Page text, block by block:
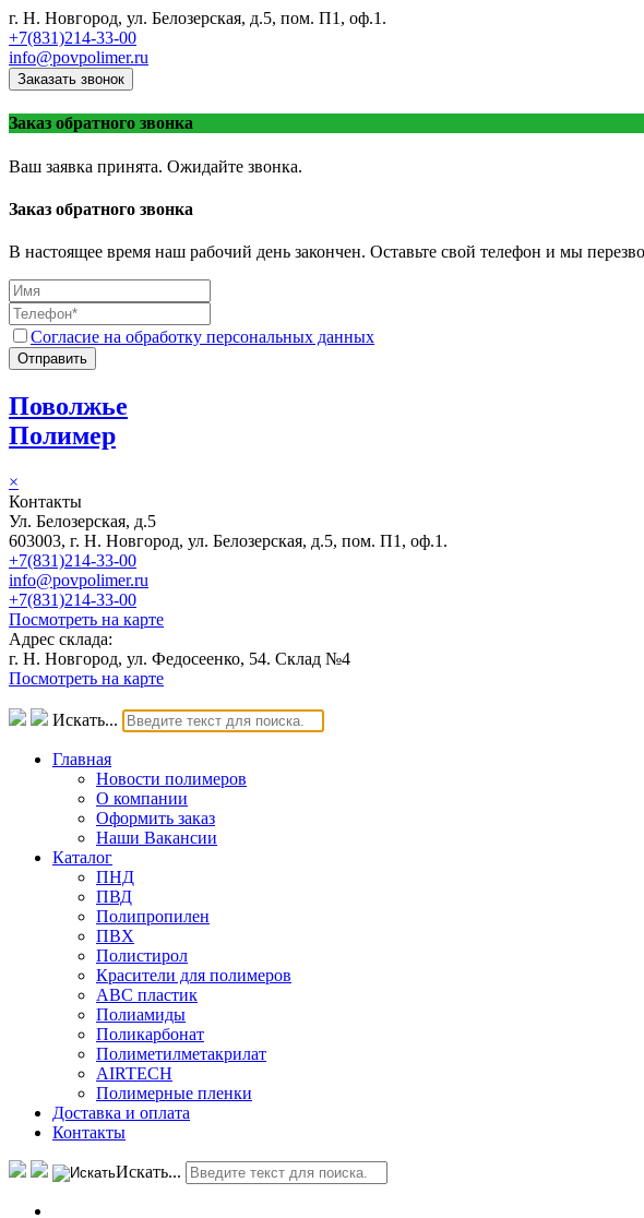
г. Н. Новгород, ул. Белозерская, д.5, пом. П1, оф.1.
+7(831)214-33-00
info@povpolimer.ru
Заказать звонок
Заказ обратного звонка
Ваш заявка принята. Ожидайте звонка.
Заказ обратного звонка
В настоящее время наш рабочий день закончен. Оставьте свой телефон и мы
Согласие на обработку персональных данных
Отправить
Поволжье
Полимер
×
Контакты
Ул. Белозерская, д.5
603003, г. Н. Новгород, ул. Белозерская, д.5, пом. П1, оф.1.
+7(831)214-33-00
info@povpolimer.ru
+7(831)214-33-00
Посмотреть на карте
Адрес склада:
г. Н. Новгород, ул. Федосеенко, 54. Склад №4
Посмотреть на карте
Искать...
Главная
Новости полимеров
О компании
Оформить заказ
Наши Вакансии
Каталог
ПНД
ПВД
Полипропилен
ПВХ
Полистирол
Красители для полимеров
АВС пластик
Полиамиды
Поликарбонат
Полиметилметакрилат
AIRTECH
Полимерные пленки
Доставка и оплата
Контакты
Искать...